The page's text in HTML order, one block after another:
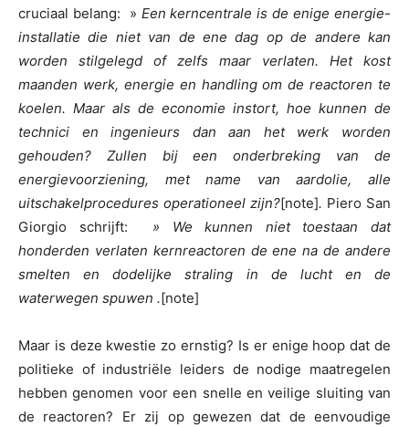
cruciaal belang: » Een kerncentrale is de enige energie-
installatie die niet van de ene dag op de andere kan
worden stilgelegd of zelfs maar verlaten. Het kost
maanden werk, energie en handling om de reactoren te
koelen. Maar als de economie instort, hoe kunnen de
technici en ingenieurs dan aan het werk worden
gehouden? Zullen bij een onderbreking van de
energievoorziening, met name van aardolie, alle
uitschakelprocedures operationeel zijn?[note]. Piero San
Giorgio schrijft:
» We kunnen niet toestaan dat
honderden verlaten kernreactoren de ene na de andere
smelten en dodelijke straling in de lucht en de
waterwegen spuwen .[note]
Maar is deze kwestie zo ernstig? Is er enige hoop dat de
politieke of industriële leiders de nodige maatregelen
hebben genomen voor een snelle en veilige sluiting van
de reactoren? Er zij op gewezen dat de eenvoudige